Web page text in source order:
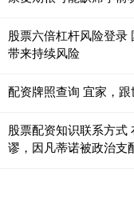
股票六倍杠杆风险登录
带来持续风险
配资牌照查询 宜家，
股票配资知识联系方式
谬，因凡蒂诺被政治支